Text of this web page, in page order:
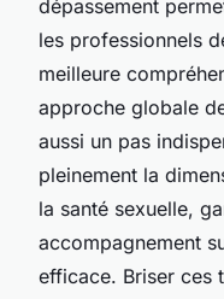
dépassement
les professionnels
meilleure
approche globale
aussi un pas
pleinement la
la santé sexuelle,
accompagnement
efficace. Briser ces